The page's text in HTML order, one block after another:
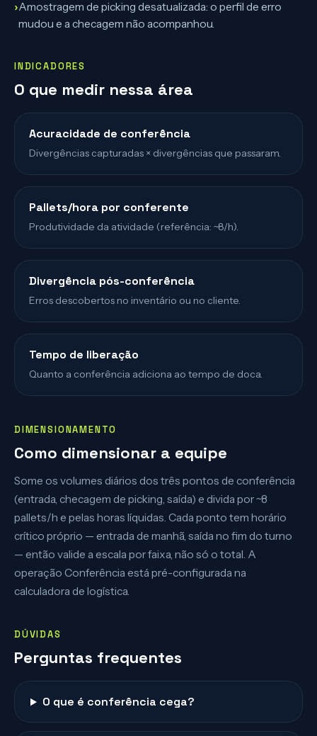
›Amostragem de picking desatualizada: o perfil de erro
mudou e a checagem não acompanhou.
INDICADORES
O que medir nessa área
Acuracidade de conferência
Divergências capturadas × divergências que passaram.
Pallets/hora por conferente
Produtividade da atividade (referência: ~8/h).
Divergência pós-conferência
Erros descobertos no inventário ou no cliente.
Tempo de liberação
Quanto a conferência adiciona ao tempo de doca.
DIMENSIONAMENTO
Como dimensionar a equipe
Some os volumes diários dos três pontos de conferência
(entrada, checagem de picking, saída) e divida por ~8
pallets/h e pelas horas líquidas. Cada ponto tem horário
crítico próprio — entrada de manhã, saída no fim do turno
— então valide a escala por faixa, não só o total. A
operação Conferência está pré-configurada na
calculadora de logística.
DÚVIDAS
Perguntas frequentes
O que é conferência cega?